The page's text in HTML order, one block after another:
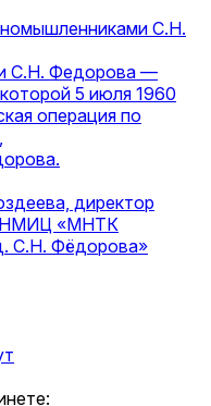
С.Н.
С.Н. Федорова —
5 июля 1960
операция по
директор
«МНТК
С.Н. Фёдорова»